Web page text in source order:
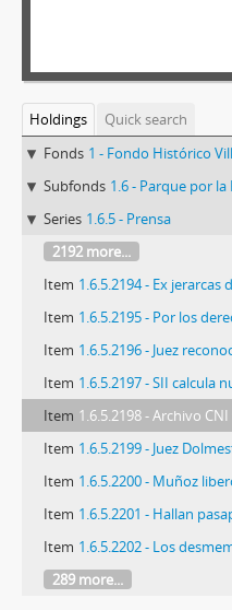
Holdings
Quick search
Fonds 1 - Fondo Histórico
Subfonds 1.6 - Parque por la
Series 1.6.5 - Prensa
2192 more...
Item 1.6.5.2194 - Ex jerarcas
Item 1.6.5.2195 - Por los
Item 1.6.5.2196 - Juez
Item 1.6.5.2197 - SII calcula
Item 1.6.5.2198 - Archivo CNI
Item 1.6.5.2199 - Juez Dolmestch
Item 1.6.5.2200 - Muñoz liberó $235
Item 1.6.5.2201 - Hallan
Item 1.6.5.2202 - Los
289 more...